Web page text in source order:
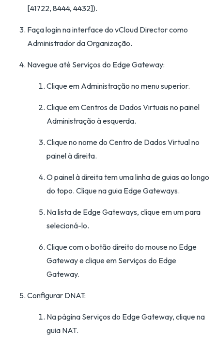
[41722, 8444, 4432]).
Faça login na interface do vCloud Director como
Administrador da Organização.
Navegue até Serviços do Edge Gateway:
Clique em Administração no menu superior.
Clique em Centros de Dados Virtuais no painel
Administração à esquerda.
Clique no nome do Centro de Dados Virtual no
painel à direita.
O painel à direita tem uma linha de guias ao longo
do topo. Clique na guia Edge Gateways.
Na lista de Edge Gateways, clique em um para
selecioná-lo.
Clique com o botão direito do mouse no Edge
Gateway e clique em Serviços do Edge
Gateway.
Configurar DNAT:
Na página Serviços do Edge Gateway, clique na
guia NAT.